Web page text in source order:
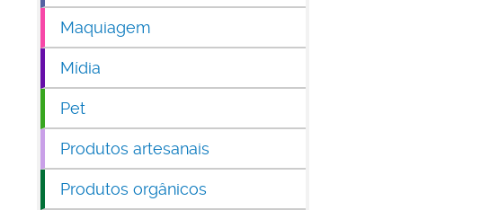
Maquiagem
Mídia
Pet
Produtos artesanais
Produtos orgânicos